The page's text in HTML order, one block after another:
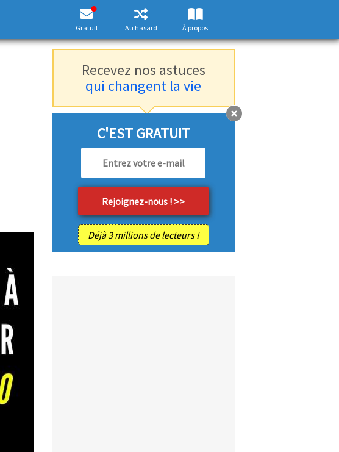
Gratuit Au hasard À propos
Recevez nos astuces
qui changent la vie
C'EST GRATUIT
Déjà 3 millions de lecteurs !